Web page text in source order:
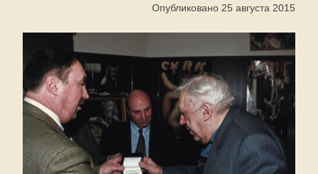
Опубликовано 25 августа 2015